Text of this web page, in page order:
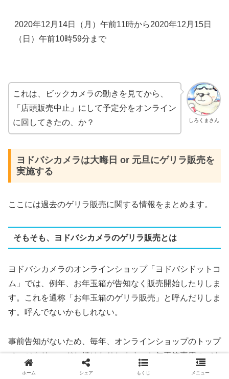
2020年12月14日（月）午前11時から2020年12月15日
（日）午前10時59分まで
しろくまさん
これは、ビックカメラの動きを見てから、
「店頭販売中止」にして予定分をオンライン
に回してきたの、か？
ヨドバシカメラは大晦日 or 元旦にゲリラ販売を
実施する
ここには過去のゲリラ販売に関する情報をまとめます。
そもそも、ヨドバシカメラのゲリラ販売とは
ヨドバシカメラのオンラインショップ「ヨドバシドットコ
ム」では、例年、お年玉箱が告知なく販売開始したりしま
す。これを通称「お年玉箱のゲリラ販売」と呼んだりしま
す。呼んでないかもしれない。
事前告知がないため、毎年、オンラインショップのトップ
ページをリロードし続けたりします。お年玉箱専用のバナ
ーが出ることが最近の傾向ですが、お年玉箱で検索すると
ホーム シェア もくじ メニュー